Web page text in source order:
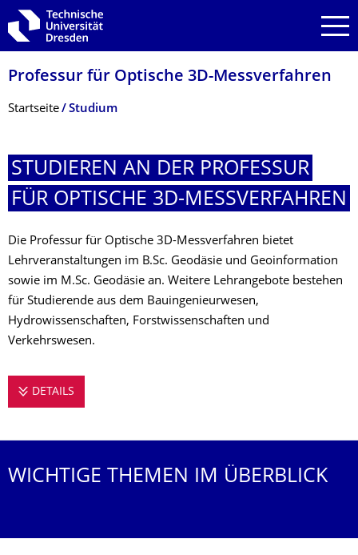
Zur Hauptnavigation springen
Zur Suche springen
Zum Inhalt springen
Professur für Optische 3D-Messverfahren
Breadcrumb-Menü
Startseite Studium
STUDIEREN AN DER PROFESSUR
FÜR OPTISCHE 3D-MESSVERFAHREN
Die Professur für Optische 3D-Messverfahren bietet
Lehrveranstaltungen im B.Sc. Geodäsie und Geoinformation
sowie im M.Sc. Geodäsie an. Weitere Lehrangebote bestehen
für Studierende aus dem Bauingenieurwesen,
Hydrowissenschaften, Forstwissenschaften und
Verkehrswesen.
DETAILS
WICHTIGE THEMEN IM ÜBERBLICK